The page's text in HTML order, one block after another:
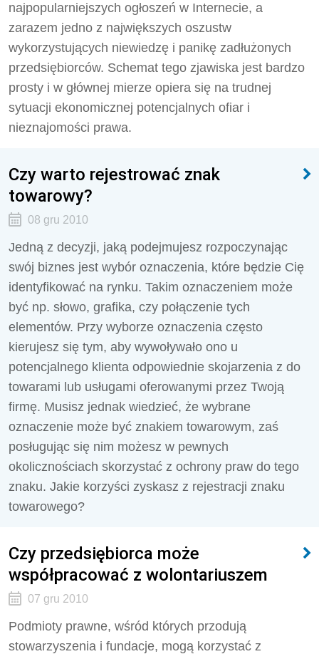
najpopularniejszych ogłoszeń w Internecie, a
zarazem jedno z największych oszustw
wykorzystujących niewiedzę i panikę zadłużonych
przedsiębiorców. Schemat tego zjawiska jest bardzo
prosty i w głównej mierze opiera się na trudnej
sytuacji ekonomicznej potencjalnych ofiar i
nieznajomości prawa.
Czy warto rejestrować znak
towarowy?
08 gru 2010
Jedną z decyzji, jaką podejmujesz rozpoczynając
swój biznes jest wybór oznaczenia, które będzie Cię
identyfikować na rynku. Takim oznaczeniem może
być np. słowo, grafika, czy połączenie tych
elementów. Przy wyborze oznaczenia często
kierujesz się tym, aby wywoływało ono u
potencjalnego klienta odpowiednie skojarzenia z do
towarami lub usługami oferowanymi przez Twoją
firmę. Musisz jednak wiedzieć, że wybrane
oznaczenie może być znakiem towarowym, zaś
posługując się nim możesz w pewnych
okolicznościach skorzystać z ochrony praw do tego
znaku. Jakie korzyści zyskasz z rejestracji znaku
towarowego?
Czy przedsiębiorca może
współpracować z wolontariuszem
07 gru 2010
Podmioty prawne, wśród których przodują
stowarzyszenia i fundacje, mogą korzystać z